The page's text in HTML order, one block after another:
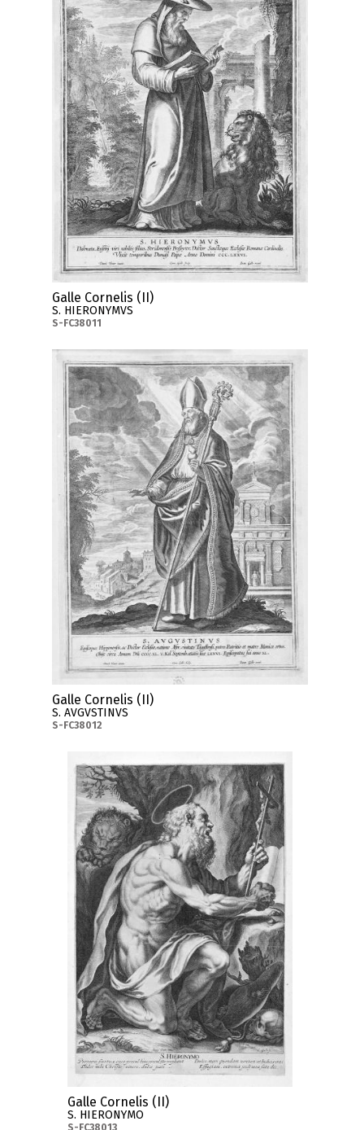
Galle Cornelis (II)
S. HIERONYMVS
S-FC38011
Galle Cornelis (II)
S. AVGVSTINVS
S-FC38012
Galle Cornelis (II)
S. HIERONYMO
S-FC38013